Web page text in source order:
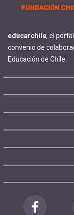
educarchile, el
convenio de
Educación de Chile.
Footer
menu
Redes